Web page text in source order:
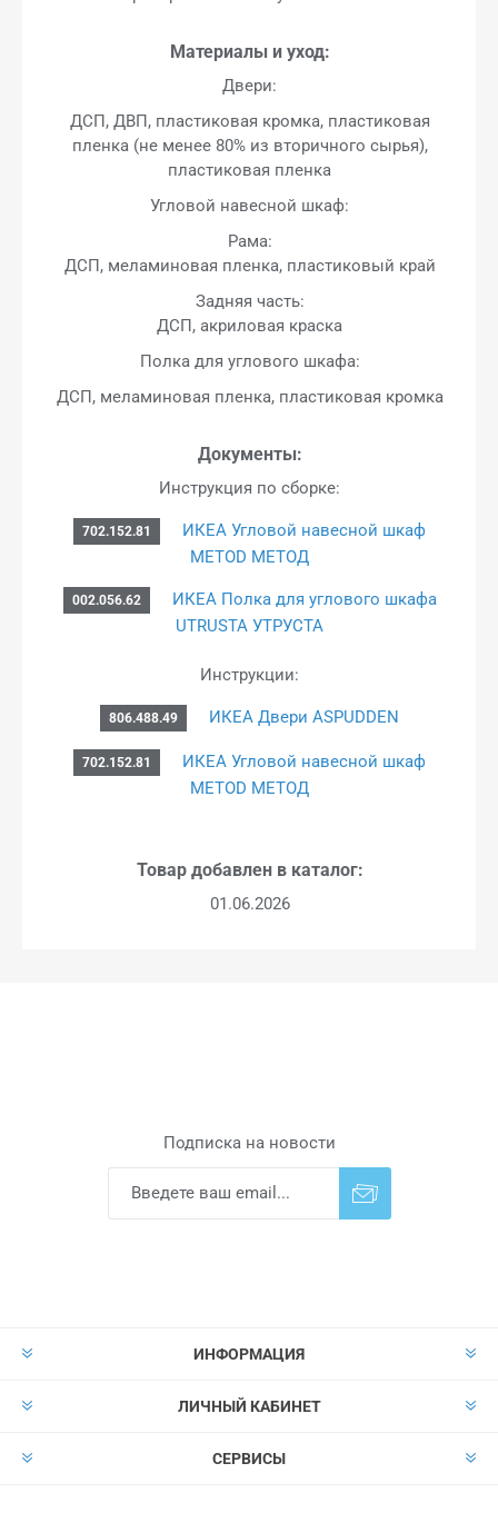
Материалы и уход:
Двери:
ДСП, ДВП, пластиковая кромка, пластиковая
пленка (не менее 80% из вторичного сырья),
пластиковая пленка
Угловой навесной шкаф:
Рама:
ДСП, меламиновая пленка, пластиковый край
Задняя часть:
ДСП, акриловая краска
Полка для углового шкафа:
ДСП, меламиновая пленка, пластиковая кромка
Документы:
Инструкция по сборке:
702.152.81
ИКЕА Угловой навесной шкаф
METOD МЕТОД
002.056.62
ИКЕА Полка для углового шкафа
UTRUSTA УТРУСТА
Инструкции:
806.488.49 ИКЕА Двери ASPUDDEN
702.152.81
ИКЕА Угловой навесной шкаф
METOD МЕТОД
Товар добавлен в каталог:
01.06.2026
Подписка на новости
ИНФОРМАЦИЯ
ЛИЧНЫЙ КАБИНЕТ
СЕРВИСЫ